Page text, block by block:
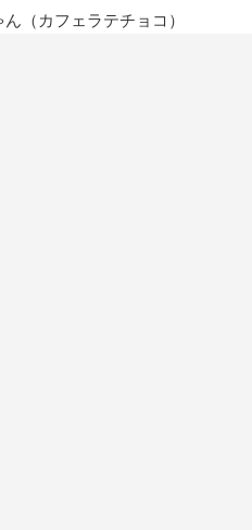
（カフェラテチョコ）